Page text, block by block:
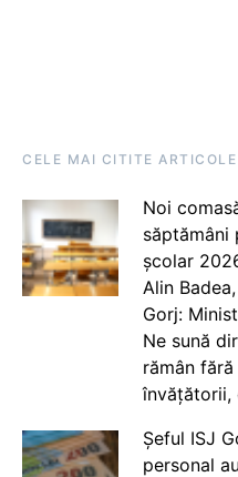
CELE MAI CITITE ARTICOLE
Noi
săptămâni
școlar
Alin
Gorj:
Ne sună
rămân
învățătorii,
Șeful ISJ
personal